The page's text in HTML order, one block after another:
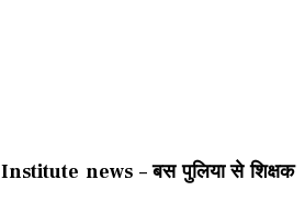
news – बस पुलिया से शिक्षक